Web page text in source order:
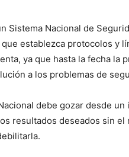
Sistema Nacional de
establezca protocolos y
ya que hasta la fecha la
a los problemas de
debe gozar desde
resultados deseados sin